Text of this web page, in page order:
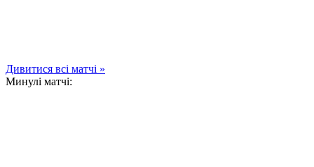
Дивитися всі матчі »
Минулі матчі: